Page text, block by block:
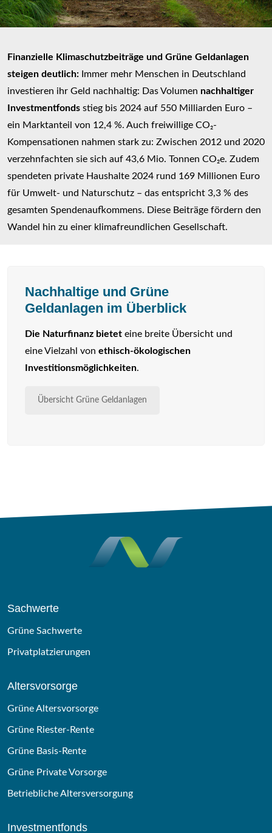
Finanzielle Klimaschutzbeiträge und Grüne Geldanlagen
steigen deutlich: Immer mehr Menschen in Deutschland
investieren ihr Geld nachhaltig: Das Volumen nachhaltiger
Investmentfonds stieg bis 2024 auf 550 Milliarden Euro –
ein Marktanteil von 12,4 %. Auch freiwillige CO₂-
Kompensationen nahmen stark zu: Zwischen 2012 und 2020
verzehnfachten sie sich auf 43,6 Mio. Tonnen CO₂e. Zudem
spendeten private Haushalte 2024 rund 169 Millionen Euro
für Umwelt- und Naturschutz – das entspricht 3,3 % des
gesamten Spendenaufkommens. Diese Beiträge fördern den
Wandel hin zu einer klimafreundlichen Gesellschaft.
Nachhaltige und Grüne
Geldanlagen im Überblick
Die Naturfinanz bietet eine breite Übersicht und
eine Vielzahl von ethisch-ökologischen
Investitionsmöglichkeiten.
Übersicht Grüne Geldanlagen
Sachwerte
Grüne Sachwerte
Privatplatzierungen
Altersvorsorge
Grüne Altersvorsorge
Grüne Riester-Rente
Grüne Basis-Rente
Grüne Private Vorsorge
Betriebliche Altersversorgung
Investmentfonds